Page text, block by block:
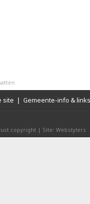
site | Gemeente-info & links
copyright | Site: Webstylers